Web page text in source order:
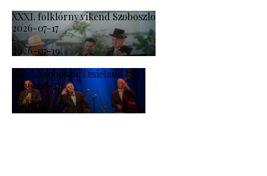
XXXI. folklórny víkend Szoboszlo
2026-07-17
-
2026-07-19
XXXI. Szoboszló Dixieland Days
2026-08-21
-
2026-08-23